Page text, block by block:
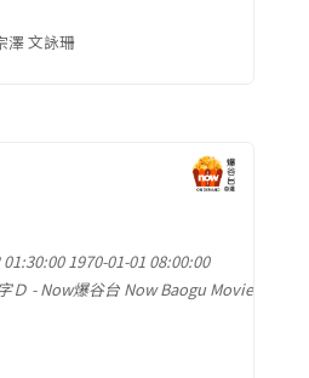
澤 文詠珊
1970-01-01 08:00:00
Ｄ - Now爆谷台 Now Baogu Movie